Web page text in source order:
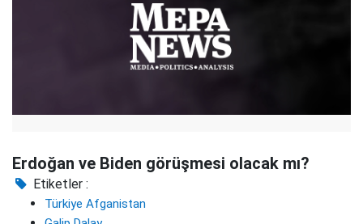
Erdoğan ve Biden görüşmesi olacak mı?
Etiketler :
Türkiye Afganistan